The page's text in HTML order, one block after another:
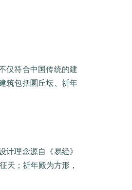
仅符合中国传统的建
筑包括圜丘坛、祈年
计理念源自《易经》
天；祈年殿为方形，